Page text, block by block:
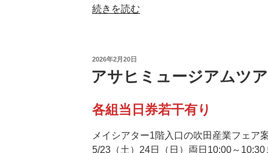
“吹
ェ
presents
田
続きを読む
投
日:
2026年2月20日
アサヒミュージアムツ
各組当日券若干有り
メイシアター1階入口の吹田産業フェア
5/23（土）24日（日）両日10:00～